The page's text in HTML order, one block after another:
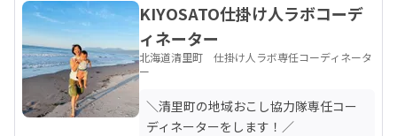
KIYOSATO仕掛け人ラボコーデ
ィネーター
北海道清里町 仕掛け人ラボ専任コーディネータ
ー
＼清里町の地域おこし協力隊専任コー
ディネーターをします！／